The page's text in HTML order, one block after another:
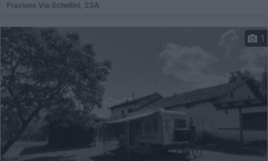
Frazione Via Schellini, 23A
1